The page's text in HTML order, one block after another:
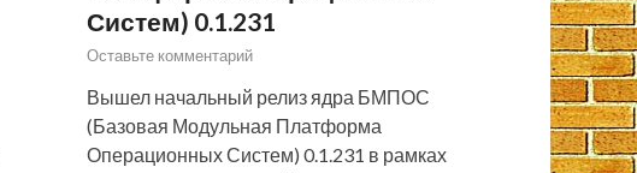
Систем) 0.1.231
Оставьте комментарий
Вышел начальный релиз ядра БМПОС
(Базовая Модульная Платформа
Операционных Систем) 0.1.231 в рамках